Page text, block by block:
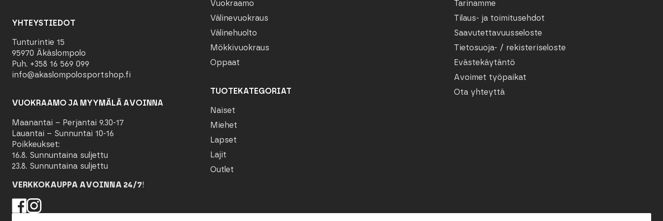
YHTEYSTIEDOT
Tunturintie 15
95970 Äkäslompolo
Puh. +358 16 569 099
info@akaslompolosportshop.fi
VUOKRAAMO JA MYYMÄLÄ AVOINNA
Maanantai – Perjantai 9.30-17
Lauantai – Sunnuntai 10-16
Poikkeukset:
16.8. Sunnuntaina suljettu
23.8. Sunnuntaina suljettu
VERKKOKAUPPA AVOINNA 24/7!
Vuokraamo
Välinevuokraus
Välinehuolto
Mökkivuokraus
Oppaat
TUOTEKATEGORIAT
Naiset
Miehet
Lapset
Lajit
Outlet
Tarinamme
Tilaus- ja toimitusehdot
Saavutettavuusseloste
Tietosuoja- / rekisteriseloste
Evästekäytäntö
Avoimet työpaikat
Ota yhteyttä